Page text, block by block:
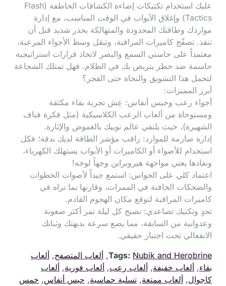
عليك استخدام تكتيكات إضاءة الكشافات الخاطفة (Flash
Tactics) وإغلاق الأبواب في الوقت المناسب، مع إدارة
مواردك وطاقتك المحدودة والمتهالكة بحذر شديد قبل أن
تنفذ. تصفّح كاميرات المراقبة، وتنقل وسط الأجواء المرعبة،
معتمداً على حاستي السمع والبصر لاتخاذ قرارات استراتيجية
حاسمة ضد خطر يتربص بك في الظلام. فهل تمتلك الشجاعة
لتحمل هذا التشويق والنجاة حتى الفجر؟
أبرز المميزات:
أجواء رعب وحبس أنفاس: عِش تجربة بقاء مكثفة
ومستوحاة من ألعاب الرعب الكلاسيكية (مثل فكرة فناف
الشهيرة)، حيث يلتقي عالم نوبيك بالغموض والإثارة.
إدارة صارمة للموارد: راقب مؤشر الطاقة لديك بدقة؛ فكل
استخدام للأضواء أو الكاميرات أو الأبواب يستهلك الكهرباء،
ونفاذها يعني مواجهة هيروبراين وجهاً لوجه!
اعتماد كلي على الحواس: استمع جيداً لأصوات الخطوات
والضحكات الخافتة في الممرات، وقارنها بما تراه في
كاميرات المراقبة لتوقع مكان الهجوم القادم.
تحدٍ وتكتيك تصاعدي: تصبح كل ليلة تمر أكثر صعوبة
وعدوانية من السابقة، مما يضع سرعة بديهتك وثباتك
الانفعالي تحت اختبار حقيقي.
Tags: Nubik and Herobrine
, ألعاب المتصفح, ألعاب
بقاء, ألعاب خفيفة, ألعاب رعب, ألعاب فورية, ألعاب
كاجوال, ألعاب ممتعة, تسلية حماسية, حبس أنفاس, خمس